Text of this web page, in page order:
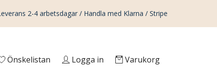
2-4 arbetsdagar / Handla med Klarna / Stripe
Önskelistan Logga in Varukorg